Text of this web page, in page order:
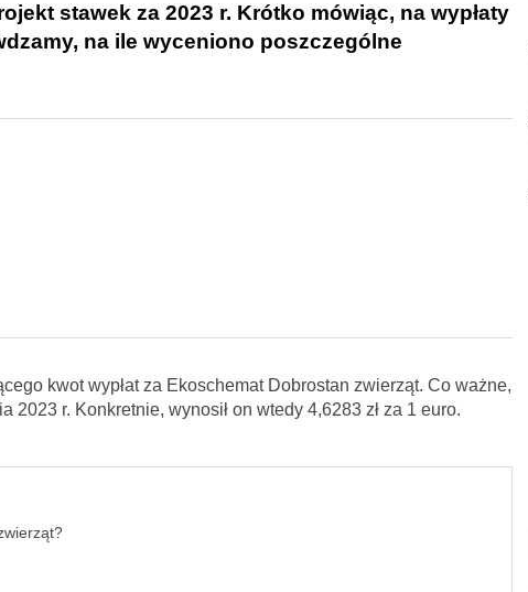
stawek za 2023 r. Krótko mówiąc, na wypłaty
na ile wyceniono poszczególne
kwot wypłat za Ekoschemat Dobrostan zwierząt. Co ważne,
r. Konkretnie, wynosił on wtedy 4,6283 zł za 1 euro.